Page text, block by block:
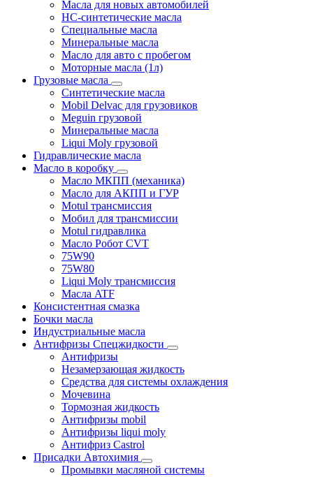
Масла для новых автомобилей
HC-синтетические масла
Специальные масла
Минеральные масла
Масло для авто с пробегом
Моторные масла (1л)
Грузовые масла
Синтетические масла
Mobil Delvac для грузовиков
Meguin грузовой
Минеральные масла
Liqui Moly грузовой
Гидравлические масла
Масло в коробку
Масло МКПП (механика)
Масло для АКПП и ГУР
Motul трансмиссия
Мобил для трансмиссии
Motul гидравлика
Масло Робот CVT
75W90
75W80
Liqui Moly трансмиссия
Масла ATF
Консистентная смазка
Бочки масла
Индустриальные масла
Антифризы Спецжидкости
Антифризы
Незамерзающая жидкость
Средства для системы охлаждения
Мочевина
Тормозная жидкость
Антифризы mobil
Антифризы liqui moly
Антифриз Castrol
Присадки Автохимия
Промывки масляной системы